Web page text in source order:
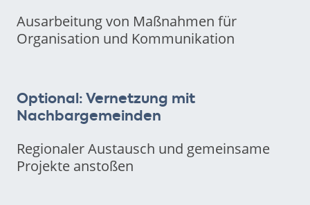
Ausarbeitung von Maßnahmen für
Organisation und Kommunikation
Optional: Vernetzung mit
Nachbargemeinden
Regionaler Austausch und gemeinsame
Projekte anstoßen